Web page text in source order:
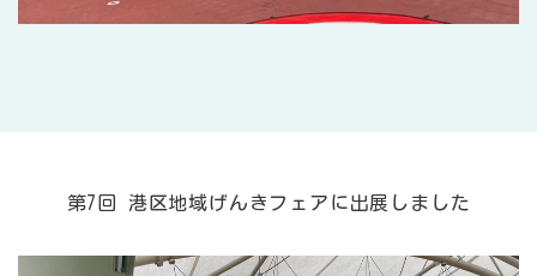
第7回 港区地域げんきフェアに出展しました